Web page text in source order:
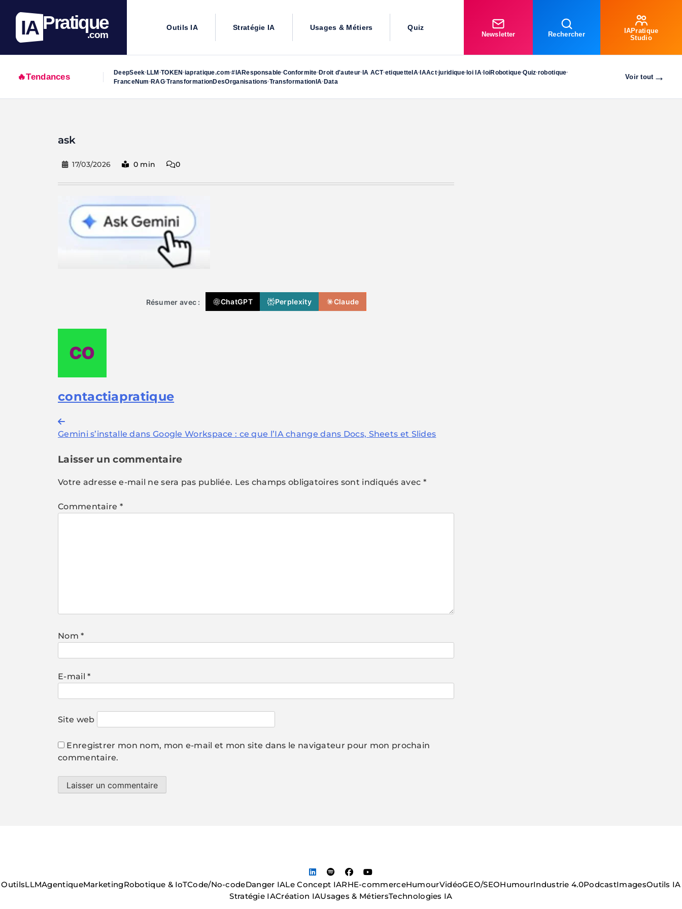
IA Pratique
.com
Outils IA Stratégie IA Usages & Métiers Quiz
Newsletter Rechercher
IAPratique
Studio
🔥Tendances DeepSeek• LLM •TOKEN•iapratique.com•#IAResponsable•Conformite• Droit d'auteur• IA ACT•etiquetteIA• IAAct•juridique• loi IA• loiRobotique•Quiz•robotique•
FranceNum • RAG•TransformationDesOrganisations•TransformationIA• Data
Voir tout→
ask
17/03/2026 0 min 0
Résumer avec : ChatGPT Perplexity Claude
contactiapratique
Navigation
de
l’article
Gemini s’installe dans Google Workspace : ce que l’IA change dans Docs, Sheets et Slides
Laisser un commentaire
Votre adresse e-mail ne sera pas publiée. Les champs obligatoires sont indiqués avec *
Commentaire *
Nom*
E-mail*
Site web
Enregistrer mon nom, mon e-mail et mon site dans le navigateur pour mon prochain
commentaire.
OutilsLLMAgentiqueMarketingRobotique & IoTCode/No-codeDanger IALe Concept IARHE-commerceHumourVidéoGEO/SEOHumourIndustrie 4.0PodcastImagesOutils IA
Stratégie IACréation IAUsages & MétiersTechnologies IA